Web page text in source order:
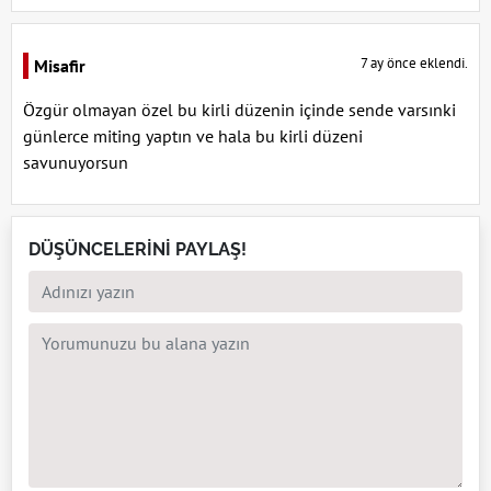
Misafir 7 ay önce eklendi.
Özgür olmayan özel bu kirli düzenin içinde sende varsınki
günlerce miting yaptın ve hala bu kirli düzeni
savunuyorsun
DÜŞÜNCELERİNİ PAYLAŞ!